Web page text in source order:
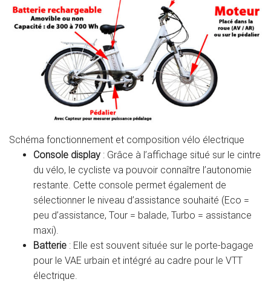
Schéma fonctionnement et composition vélo électrique
Console display : Grâce à l’affichage situé sur le cintre
du vélo, le cycliste va pouvoir connaître l’autonomie
restante. Cette console permet également de
sélectionner le niveau d’assistance souhaité (Eco =
peu d’assistance, Tour = balade, Turbo = assistance
maxi).
Batterie : Elle est souvent située sur le porte-bagage
pour le VAE urbain et intégré au cadre pour le VTT
électrique.